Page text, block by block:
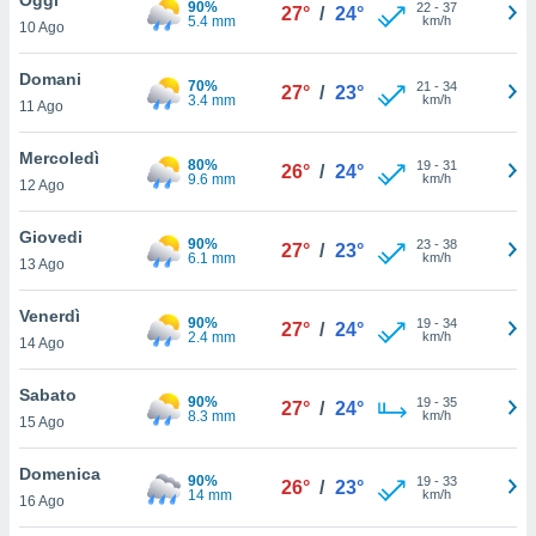
è
al sito
di
ci
di
il
un
la
nella
10 Ago
90%
5.4 mm
27° / 24° 22- 37
km/h
Domani
11 Ago
70%
3.4 mm
27° / 23° 21 - 34
km/h
Mercoledì
12 Ago
80%
9.6 mm
26° / 24° 19- 31
km/h
Giovedi
13 Ago
90%
6.1 mm
27° / 23° 23- 38
km/h
Venerdì
14 Ago
90%
2.4 mm
27° / 24° 19- 34
km/h
Sabato
15 Ago
90%
8.3 mm
27° / 24° 19- 35
km/h
Domenica
16 Ago
90%
14 mm
26° / 23° 19- 33
km/h